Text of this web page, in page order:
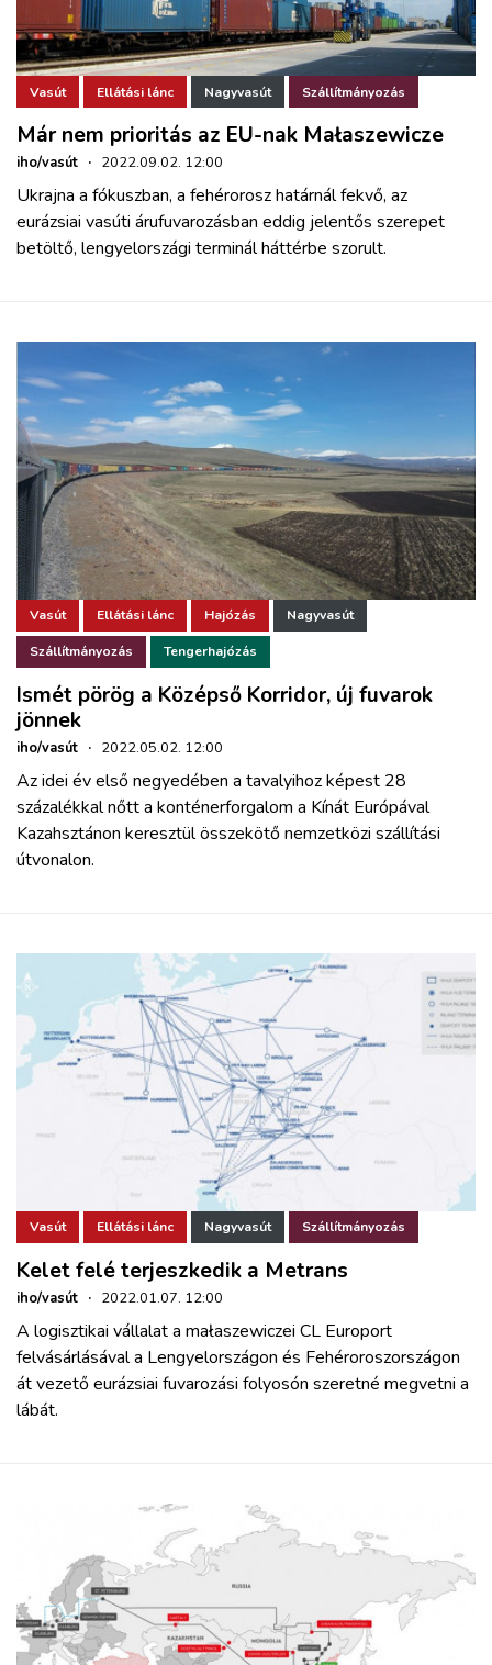
Vasút Ellátási lánc Nagyvasút Szállítmányozás
Már nem prioritás az EU-nak Małaszewicze
iho/vasút · 2022.09.02. 12:00
Ukrajna a fókuszban, a fehérorosz határnál fekvő, az
eurázsiai vasúti árufuvarozásban eddig jelentős szerepet
betöltő, lengyelországi terminál háttérbe szorult.
Vasút Ellátási lánc Hajózás Nagyvasút
Szállítmányozás Tengerhajózás
Ismét pörög a Középső Korridor, új fuvarok
jönnek
iho/vasút · 2022.05.02. 12:00
Az idei év első negyedében a tavalyihoz képest 28
százalékkal nőtt a konténerforgalom a Kínát Európával
Kazahsztánon keresztül összekötő nemzetközi szállítási
útvonalon.
Vasút Ellátási lánc Nagyvasút Szállítmányozás
Kelet felé terjeszkedik a Metrans
iho/vasút · 2022.01.07. 12:00
A logisztikai vállalat a małaszewiczei CL Europort
felvásárlásával a Lengyelországon és Fehéroroszországon
át vezető eurázsiai fuvarozási folyosón szeretné megvetni a
lábát.